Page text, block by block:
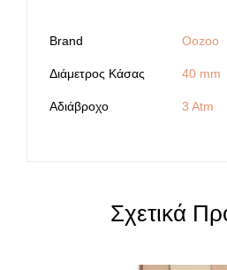
Brand Oozoo
Διάμετρος Κάσας 40 mm
Αδιάβροχο 3 Atm
Σχετικά